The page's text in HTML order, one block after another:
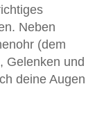
Neben
(dem
Gelenken und
deine Augen